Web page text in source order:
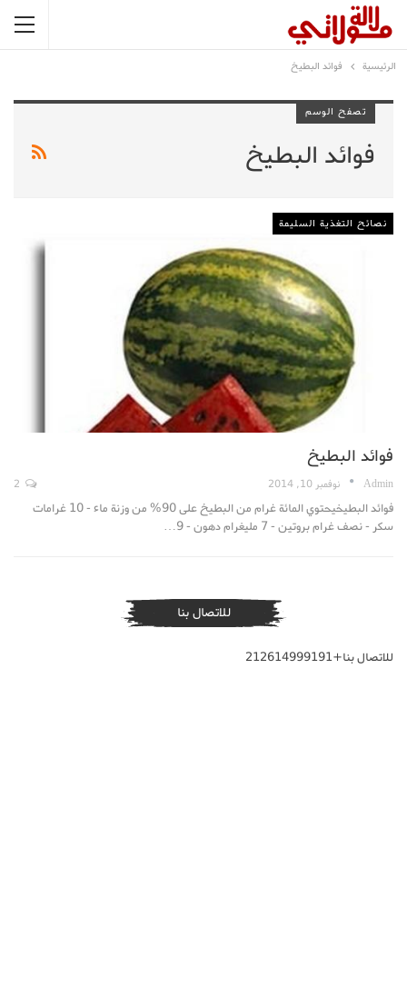
الرئيسية فوائد البطيخ
تصفح الوسم
فوائد البطيخ
نصائح التغذية السليمة
فوائد البطيخ
Admin نوفمبر 10, 2014
فوائد البطيخيحتوي المائة غرام من البطيخ على 90% من وزنة ماء - 10 غرامات
سكر - نصف غرام بروتين - 7 مليغرام دهون - 9…
للاتصال بنا
للاتصال بنا+212614999191